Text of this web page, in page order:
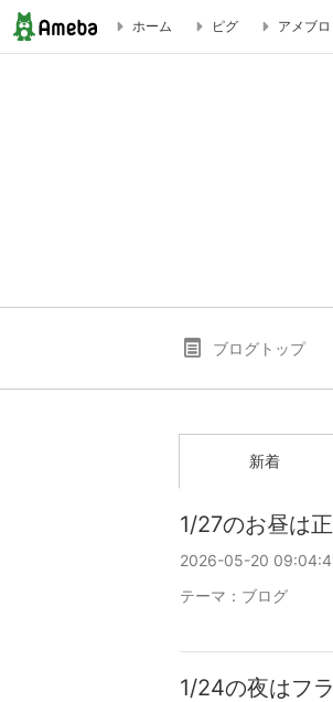
ホーム ピグ アメブロ
ブログトップ
新着
1/27のお昼は
2026-05-20
テーマ： ブログ
1/24の夜はフ